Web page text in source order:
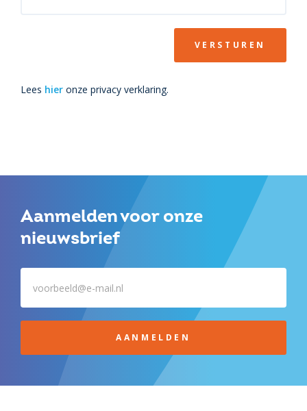
VERSTUREN
Lees hier onze privacy verklaring.
Aanmelden voor onze
nieuwsbrief
AANMELDEN